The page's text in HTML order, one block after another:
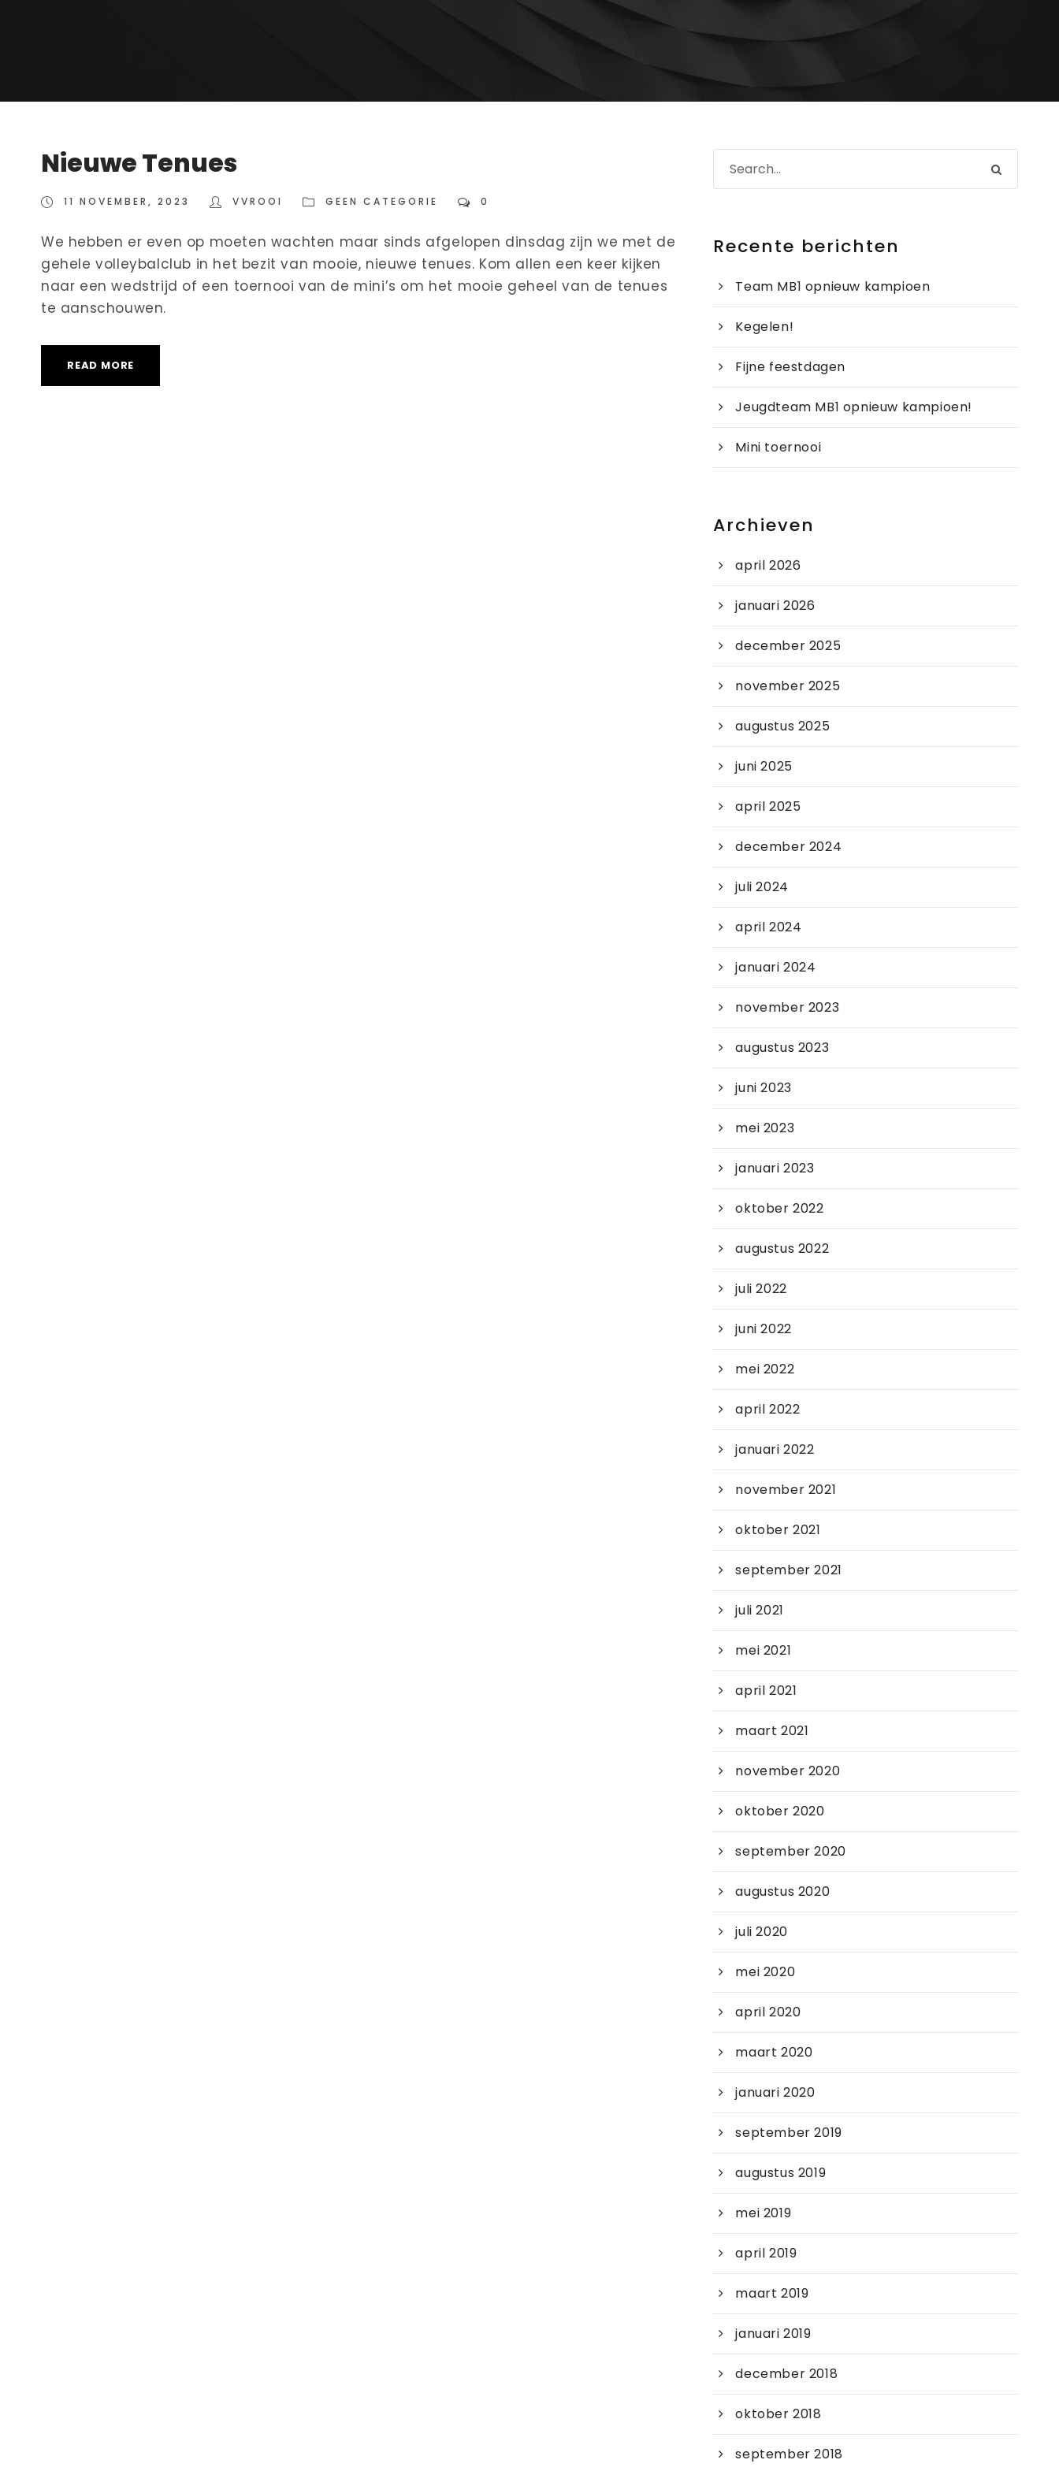
Nieuwe Tenues
11 NOVEMBER, 2023 VVROOI GEEN CATEGORIE 0
We hebben er even op moeten wachten maar sinds afgelopen dinsdag zijn we met de
gehele volleybalclub in het bezit van mooie, nieuwe tenues. Kom allen een keer kijken
naar een wedstrijd of een toernooi van de mini’s om het mooie geheel van de tenues
te aanschouwen.
READ MORE
Recente berichten
Team MB1 opnieuw kampioen
Kegelen!
Fijne feestdagen
Jeugdteam MB1 opnieuw kampioen!
Mini toernooi
Archieven
april 2026
januari 2026
december 2025
november 2025
augustus 2025
juni 2025
april 2025
december 2024
juli 2024
april 2024
januari 2024
november 2023
augustus 2023
juni 2023
mei 2023
januari 2023
oktober 2022
augustus 2022
juli 2022
juni 2022
mei 2022
april 2022
januari 2022
november 2021
oktober 2021
september 2021
juli 2021
mei 2021
april 2021
maart 2021
november 2020
oktober 2020
september 2020
augustus 2020
juli 2020
mei 2020
april 2020
maart 2020
januari 2020
september 2019
augustus 2019
mei 2019
april 2019
maart 2019
januari 2019
december 2018
oktober 2018
september 2018